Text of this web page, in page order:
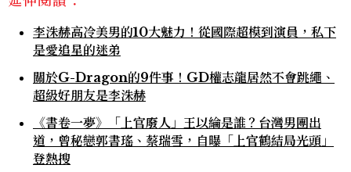
李洙赫高冷美男的10大魅力！從國際超模到演員，私下
是愛追星的迷弟
關於G-Dragon的9件事！GD權志龍居然不會跳繩、
超級好朋友是李洙赫
《書卷一夢》「上官廢人」王以綸是誰？台灣男團出
道，曾秘戀郭書瑤、蔡瑞雪，自曝「上官鶴結局光頭」
登熱搜